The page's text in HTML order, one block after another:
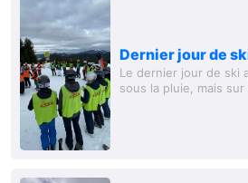
Dernier jour de
Le dernier jour de ski
sous la pluie, mais